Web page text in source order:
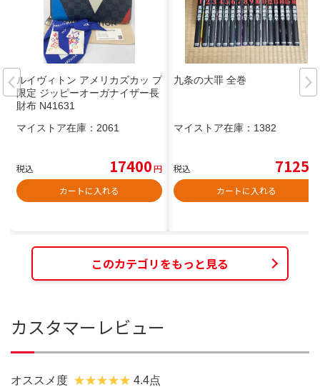
ルイヴィトン アメリカズカッ プ
限定 ジッピーオーガナイザー長
財布 N41631
マイストア在庫： 2061
税込 17400円
カートに入れる
九条の大罪 全巻
マイストア在庫： 1382
税込 7125
カートに入れる
このカテゴリをもっと見る
カスタマーレビュー
オススメ度 4.4点